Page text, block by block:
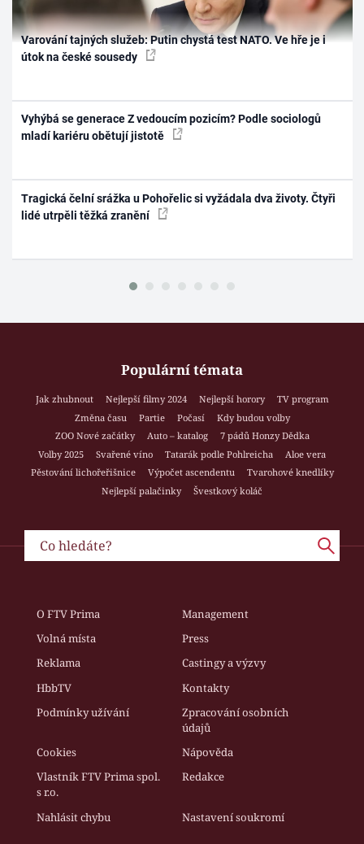
Varování tajných služeb: Putin chystá test NATO. Ve hře je i
útok na české sousedy
Vyhýbá se generace Z vedoucím pozicím? Podle sociologů
mladí kariéru obětují jistotě
Tragická čelní srážka u Pohořelic si vyžádala dva životy. Čtyři
lidé utrpěli těžká zranění
Populární témata
Jak zhubnout Nejlepší filmy 2024 Nejlepší horory
TV program
Změna času
Partie Počasí
Kdy budou volby
ZOO Nové začátky
Auto – katalog
7 pádů Honzy Dědka
Volby 2025
Svařené víno Tatarák podle Pohlreicha
Aloe vera
Pěstování lichořeřišnice
Výpočet ascendentu
Tvarohové knedlíky
Nejlepší palačinky
Švestkový koláč
O FTV Prima
Management
Volná místa
Press
Reklama
Castingy a výzvy
HbbTV
Kontakty
Podmínky užívání
Zpracování osobních
údajů
Cookies
Nápověda
Vlastník FTV Prima spol.
s r.o.
Redakce
Nahlásit chybu Nastavení soukromí